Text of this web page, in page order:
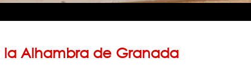
la Alhambra de Granada